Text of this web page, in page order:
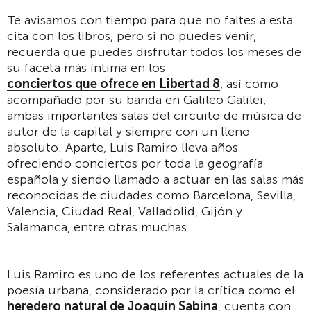
Te avisamos con tiempo para que no faltes a esta
cita con los libros, pero si no puedes venir,
recuerda que puedes disfrutar todos los meses de
su faceta más íntima en los
conciertos que ofrece en Libertad 8, así como
acompañado por su banda en Galileo Galilei,
ambas importantes salas del circuito de música de
autor de la capital y siempre con un lleno
absoluto. Aparte, Luis Ramiro lleva años
ofreciendo conciertos por toda la geografía
española y siendo llamado a actuar en las salas más
reconocidas de ciudades como Barcelona, Sevilla,
Valencia, Ciudad Real, Valladolid, Gijón y
Salamanca, entre otras muchas.
Luis Ramiro es uno de los referentes actuales de la
poesía urbana, considerado por la crítica como el
heredero natural de Joaquín Sabina, cuenta con